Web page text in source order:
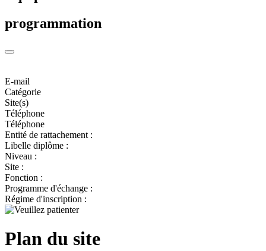
programmation
E-mail
Catégorie
Site(s)
Téléphone
Téléphone
Entité de rattachement :
Libelle diplôme :
Niveau :
Site :
Fonction :
Programme d'échange :
Régime d'inscription :
Plan du site